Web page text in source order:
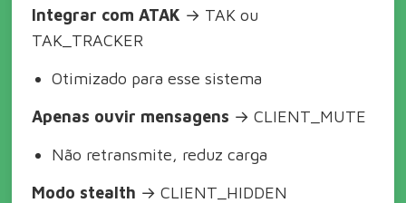
Integrar com ATAK → TAK ou
TAK_TRACKER
Otimizado para esse sistema
Apenas ouvir mensagens → CLIENT_MUTE
Não retransmite, reduz carga
Modo stealth → CLIENT_HIDDEN